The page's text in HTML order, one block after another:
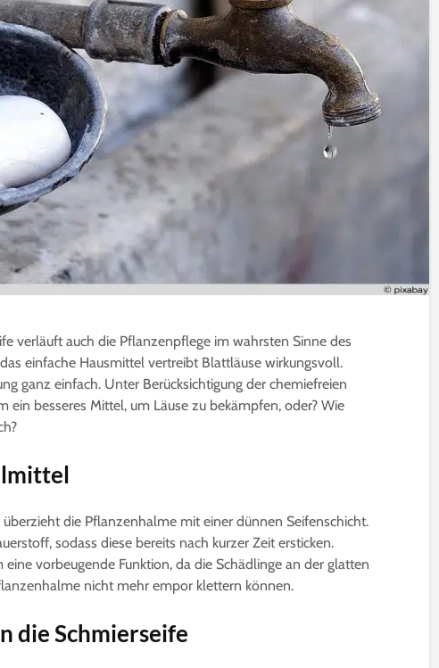
verläuft auch die Pflanzenpflege im wahrsten Sinne des
einfache Hausmittel vertreibt Blattläuse wirkungsvoll.
ganz einfach. Unter Berücksichtigung der chemiefreien
ein besseres Mittel, um Läuse zu bekämpfen, oder? Wie
die Pflanzenhalme mit einer dünnen Seifenschicht.
sodass diese bereits nach kurzer Zeit ersticken.
vorbeugende Funktion, da die Schädlinge an der glatten
nicht mehr empor klettern können.
die Schmierseife
4 Minuten Lesezeit
Die besten 15
Pfirsichsorten für
Selbstversorger
Affenbrotbaum,
wirklich?
Sprossen selber